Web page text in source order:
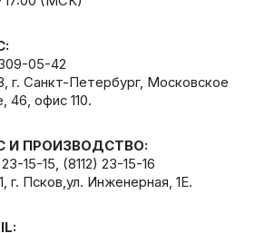
05-42
г. Санкт-Петербург, Московское
46, офис 110.
И ПРОИЗВОДСТВО:
23-15-15, (8112) 23-15-16
г. Псков,ул. Инженерная, 1Е.